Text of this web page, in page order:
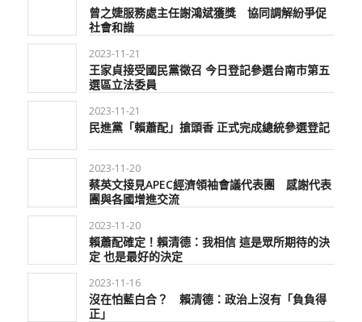
曾之婕服務處主任謝鴻斌獲獎 協同調解紛爭促
社會和諧
2023-11-21
王家貞接受國民黨徵召 今日登記參選台南市第五
選區立法委員
2023-11-21
民進黨「賴蕭配」搶頭香 正式完成總統參選登記
2023-11-20
蔡英文接見APEC經濟領袖會議代表團 感謝代表
團與各國增進交流
2023-11-20
賴蕭配確定！賴清德：我相信 這是眾所期待的決
定 也是最好的決定
2023-11-16
沒在怕藍白合？ 賴清德：政治上沒有「負負得
正」